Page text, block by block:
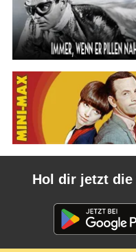
Hol dir jetzt die